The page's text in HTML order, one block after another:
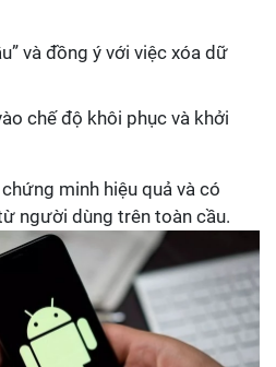
và đồng ý với việc xóa dữ
chế độ khôi phục và khởi
minh hiệu quả và có
người dùng trên toàn cầu.